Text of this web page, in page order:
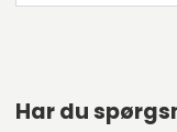
Har du